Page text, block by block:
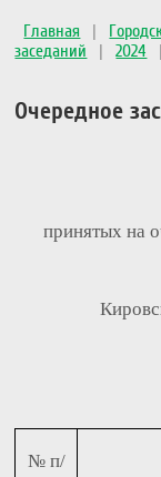
Главная |
заседаний
| 2024 |
Очередное
принятых на
№ п/